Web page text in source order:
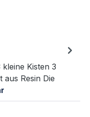
Kisten 3
aus Resin Die